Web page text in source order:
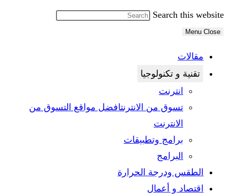
Search this website
Menu Close
مقالات
تقنية و تكنولوجيا
انترنت
تسوق من الانترنتافضل مواقع التسوق من
الانترنت
برامج وتطبيقات
البرامج
الطقس ودرجة الحرارة
اقتصاد و أعمال